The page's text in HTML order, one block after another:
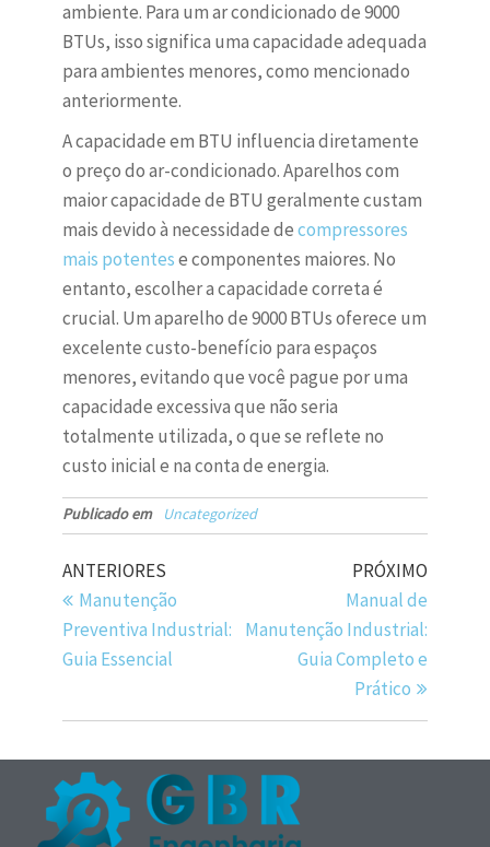
ambiente. Para um ar condicionado de 9000
BTUs, isso significa uma capacidade adequada
para ambientes menores, como mencionado
anteriormente.
A capacidade em BTU influencia diretamente
o preço do ar-condicionado. Aparelhos com
maior capacidade de BTU geralmente custam
mais devido à necessidade decompressores
mais potentese componentes maiores. No
entanto, escolher a capacidade correta é
crucial. Um aparelho de 9000 BTUs oferece um
excelente custo-benefício para espaços
menores, evitando que você pague por uma
capacidade excessiva que não seria
totalmente utilizada, o que se reflete no
custo inicial e na conta de energia.
Publicado em Uncategorized
ANTERIORES
Manutenção
Preventiva Industrial:
Guia Essencial
PRÓXIMO
Manual de
Manutenção Industrial:
Guia Completo e
Prático